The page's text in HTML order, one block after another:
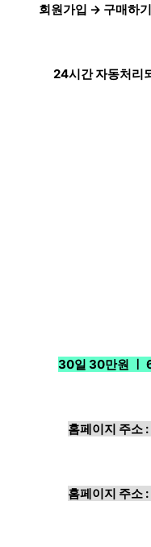
회원가입 → 구매하
24시간 자동처리
30일 30만원 ㅣ
홈페이지 주소 :
홈페이지 주소 :